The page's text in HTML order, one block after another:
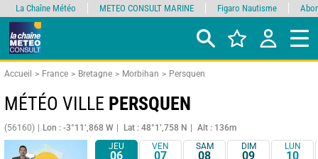
Accueil France Bretagne Morbihan Persquen
MÉTÉO VILLE PERSQUEN
(56160) Lon : -3°11’,868 W Lat : 48°1’,758 N Alt : 136m
JEU
06
VEN
07
SAM
08
DIM
09
LUN
10
La Chaîne Météo METEO CONSULT MARINE Figaro Nautisme